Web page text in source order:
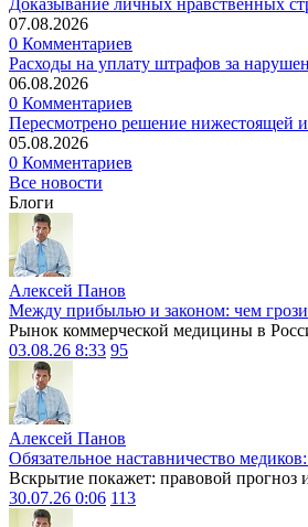
07.08.2026
0 Комментариев
Расходы на уплату штрафов за
06.08.2026
0 Комментариев
Пересмотрено решение нижестоящей
05.08.2026
0 Комментариев
Все новости
Блоги
Алексей Панов
Между прибылью и законом: чем
Рынок коммерческой медицины в
03.08.26 8:33 95
Алексей Панов
Обязательное наставничество
Вскрытие покажет: правовой прогноз
30.07.26 0:06 113